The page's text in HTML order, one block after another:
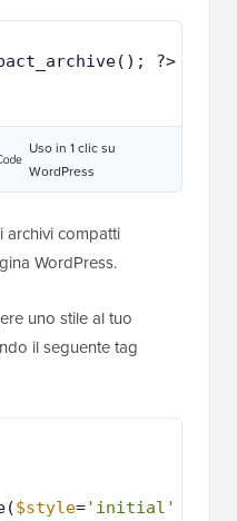
?>
Uso in 1 clic su
WordPress
compatti
WordPress.
uno stile al tuo
il seguente tag
$style='initial'